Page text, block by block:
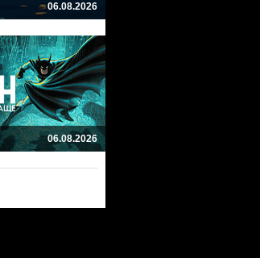
06.08.2026
06.08.2026